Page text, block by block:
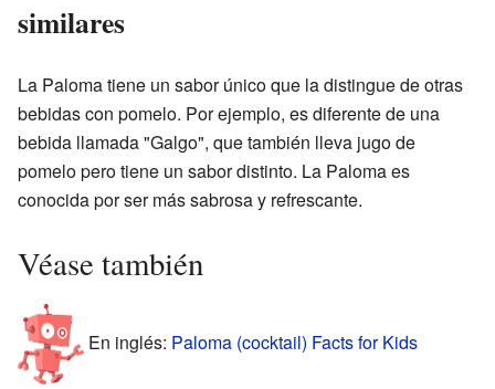
similares
La Paloma tiene un sabor único que la distingue de otras
bebidas con pomelo. Por ejemplo, es diferente de una
bebida llamada "Galgo", que también lleva jugo de
pomelo pero tiene un sabor distinto. La Paloma es
conocida por ser más sabrosa y refrescante.
Véase también
En inglés: Paloma (cocktail) Facts for Kids